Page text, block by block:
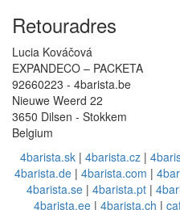
Retouradres
Lucia Kováčová
EXPANDECO – PACKETA
92660223 - 4barista.be
Nieuwe Weerd 22
3650 Dilsen - Stokkem
Belgium
4barista.sk| 4barista.cz|
4barista.de| 4barista.com |
4barista.se | 4barista.pt |
4barista.ee| 4barista.ch |